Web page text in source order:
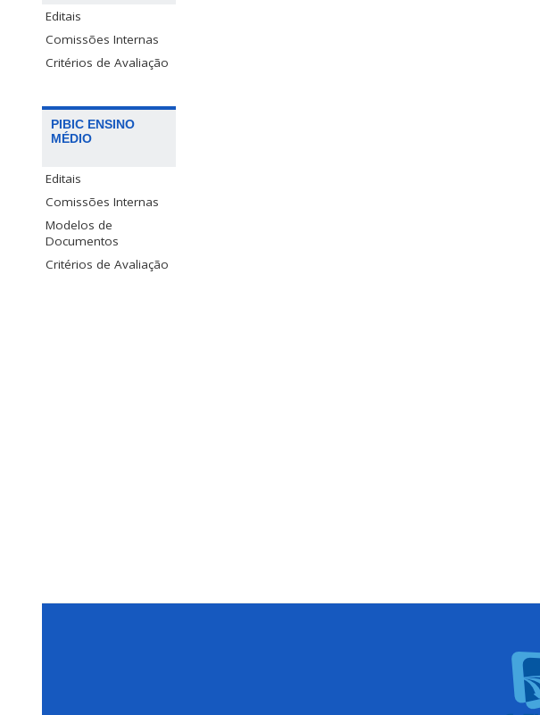
Editais
Comissões Internas
Critérios de Avaliação
PIBIC ENSINO
MÉDIO
Editais
Comissões Internas
Modelos de
Documentos
Critérios de Avaliação